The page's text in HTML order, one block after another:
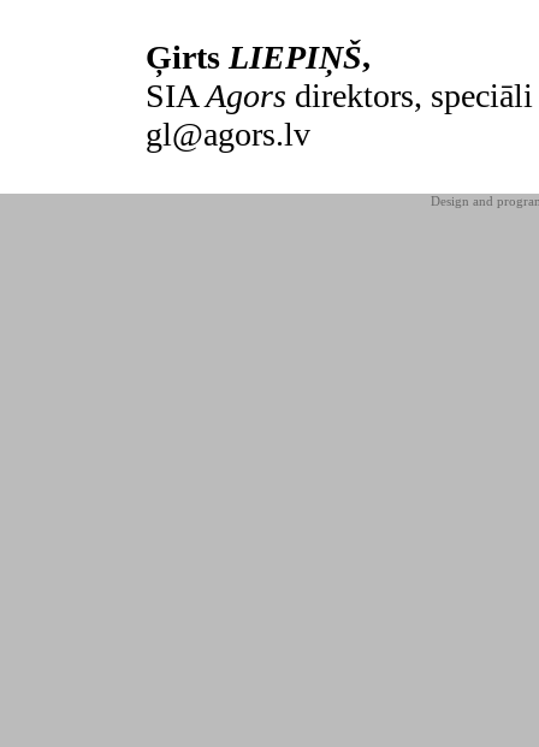
Ģirts LIEPIŅŠ,
SIA Agors direktors,
gl@agors.lv
Design and